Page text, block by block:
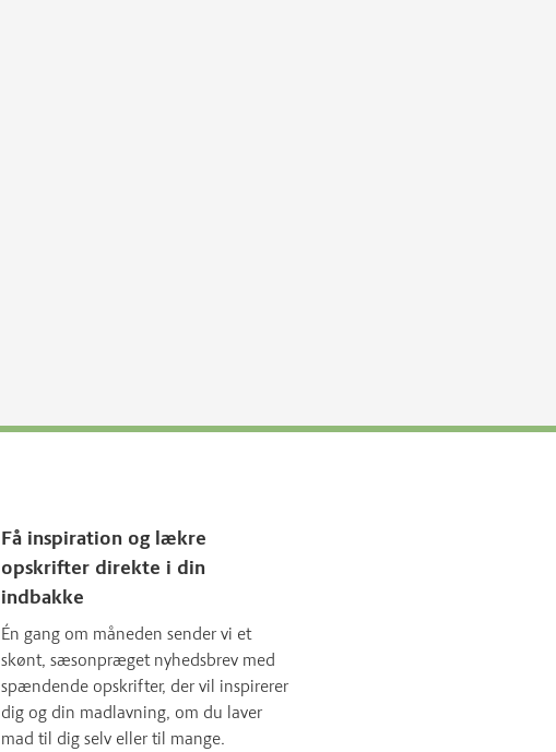
Få inspiration og lækre
opskrifter direkte i din
indbakke
Én gang om måneden sender vi et
skønt, sæsonpræget nyhedsbrev med
spændende opskrifter, der vil inspirerer
dig og din madlavning, om du laver
mad til dig selv eller til mange.